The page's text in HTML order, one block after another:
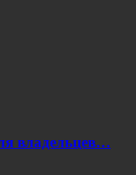
владельцев…